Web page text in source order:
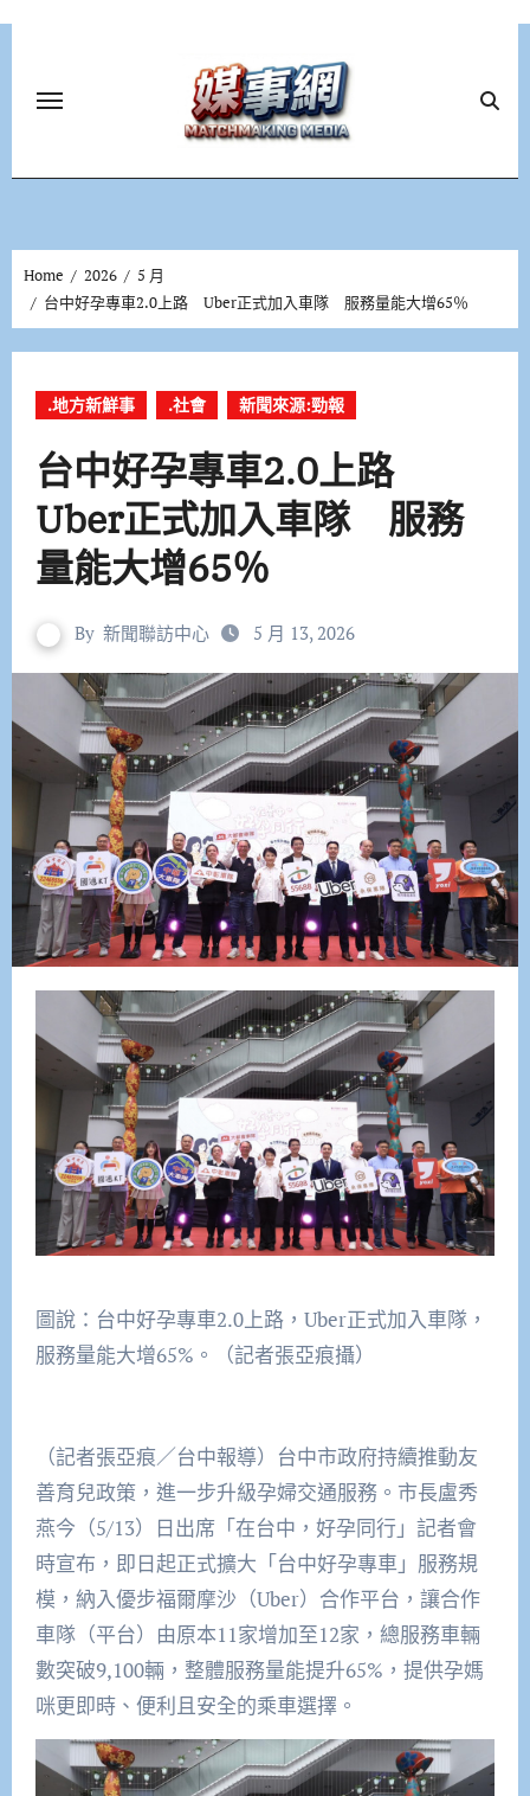
Home 2026
5 月
台中好孕專車2.0上路 Uber正式加入車隊 服務量能大增65％
.地方新鮮事 .社會 新聞來源:勁報
台中好孕專車2.0上路
Uber正式加入車隊 服務
量能大增65％
By 新聞聯訪中心 5 月 13, 2026
圖說：台中好孕專車2.0上路，Uber正式加入車隊，
服務量能大增65%。（記者張亞痕攝）
（記者張亞痕／台中報導）台中市政府持續推動友
善育兒政策，進一步升級孕婦交通服務。市長盧秀
燕今（5/13）日出席「在台中，好孕同行」記者會
時宣布，即日起正式擴大「台中好孕專車」服務規
模，納入優步福爾摩沙（Uber）合作平台，讓合作
車隊（平台）由原本11家增加至12家，總服務車輛
數突破9,100輛，整體服務量能提升65%，提供孕媽
咪更即時、便利且安全的乘車選擇。